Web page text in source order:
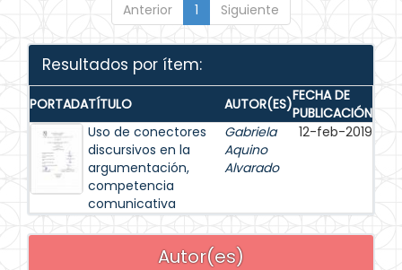
Anterior 1 Siguiente
Resultados por ítem:
PORTADATÍTULO AUTOR(ES)FECHA DE
PUBLICACIÓN
Uso de conectores
discursivos en la
argumentación,
competencia
comunicativa
Gabriela
Aquino
Alvarado
12-feb-2019
Autor(es)